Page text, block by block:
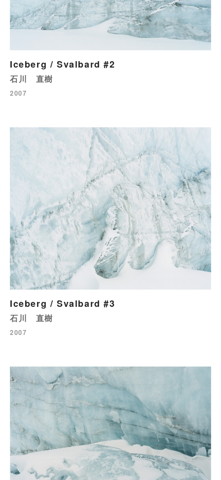
Iceberg / Svalbard #2
石川 直樹
2007
Iceberg / Svalbard #3
石川 直樹
2007